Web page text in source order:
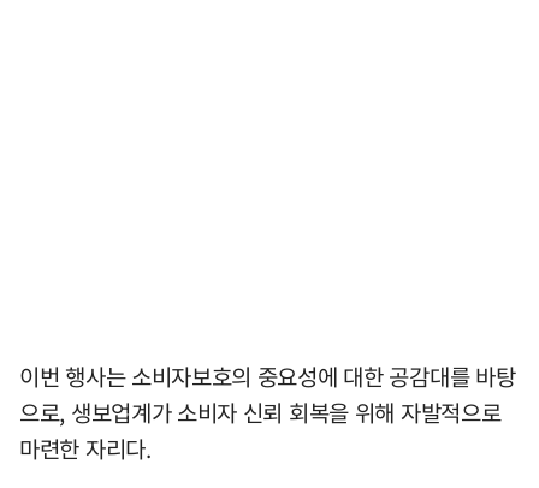
이번 행사는 소비자보호의 중요성에 대한 공감대를 바탕
으로, 생보업계가 소비자 신뢰 회복을 위해 자발적으로
마련한 자리다.